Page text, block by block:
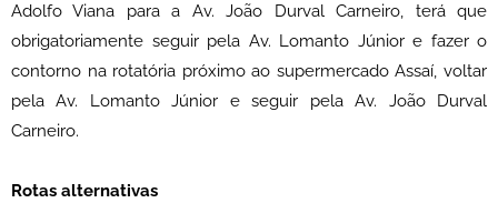
Adolfo Viana para a Av. João Durval Carneiro, terá que
obrigatoriamente seguir pela Av. Lomanto Júnior e fazer o
contorno na rotatória próximo ao supermercado Assaí, voltar
pela Av. Lomanto Júnior e seguir pela Av. João Durval
Carneiro.
Rotas alternativas